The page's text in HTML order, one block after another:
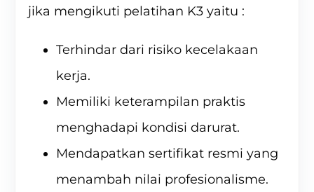
jika mengikuti pelatihan K3yaitu :
Terhindar dari risiko kecelakaan
kerja.
Memiliki keterampilan praktis
menghadapi kondisi darurat.
Mendapatkan sertifikat resmi yang
menambah nilai profesionalisme.